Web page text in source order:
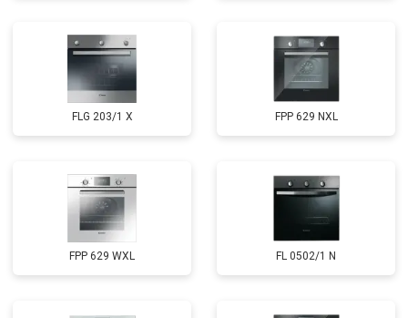
FLG 203/1 X FPP 629 NXL
FPP 629 WXL FL 0502/1 N